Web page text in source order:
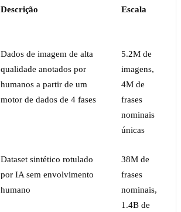
Descrição Escala
Dados de imagem de alta
qualidade anotados por
humanos a partir de um
motor de dados de 4 fases
5.2M de
imagens,
4M de
frases
nominais
únicas
Dataset sintético rotulado
por IA sem envolvimento
humano
38M de
frases
nominais,
1.4B de